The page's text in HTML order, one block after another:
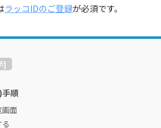
ラッコIDのご登録が必須です。
]
手順
画面